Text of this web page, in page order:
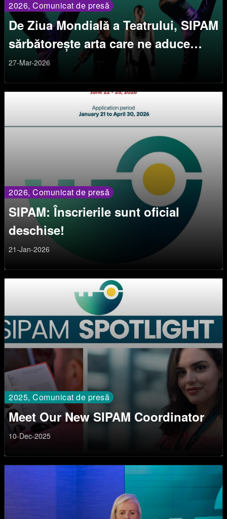
2026, Comunicat de presă
De Ziua Mondială a Teatrului, SIPAM
sărbătorește arta care ne aduce
împreună de 30 de ani.
27-Mar-2026
2026, Comunicat de presă
SIPAM: Înscrierile sunt oficial
deschise!
21-Jan-2026
2025, Comunicat de presă
Meet Our New SIPAM Coordinator
10-Dec-2025